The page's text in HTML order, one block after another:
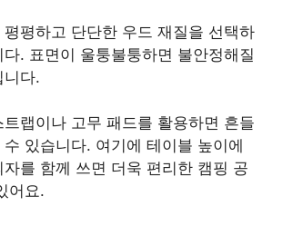
평하고 단단한 우드 재질을 선택하
. 표면이 울퉁불퉁하면 불안정해질
니다.
랩이나 고무 패드를 활용하면 흔들
있습니다. 여기에 테이블 높이에
를 함께 쓰면 더욱 편리한 캠핑 공
어요.